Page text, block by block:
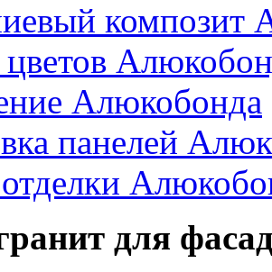
композит
Алюкобонда
панелей
для